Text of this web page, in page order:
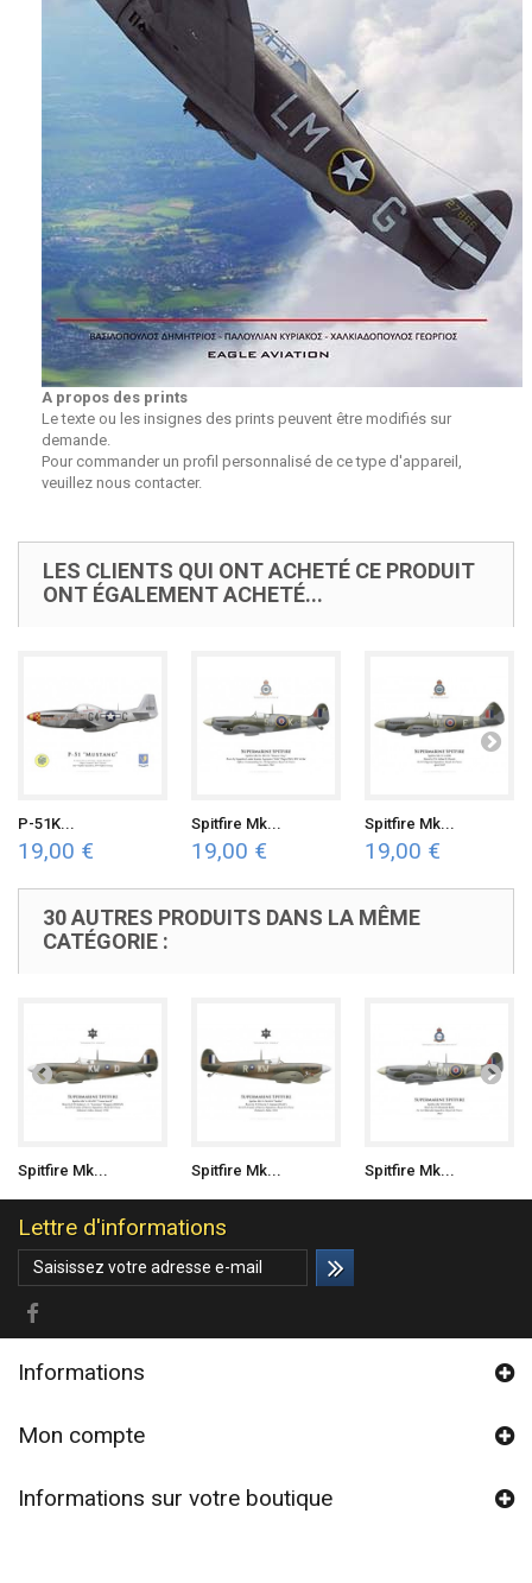
A propos des prints
Le texte ou les insignes des prints peuvent être modifiés sur
demande.
Pour commander un profil personnalisé de ce type d'appareil,
veuillez nous contacter.
LES CLIENTS QUI ONT ACHETÉ CE PRODUIT
ONT ÉGALEMENT ACHETÉ...
P-51K...
19,00 €
Spitfire Mk...
19,00 €
Spitfire Mk...
19,00 €
30 AUTRES PRODUITS DANS LA MÊME
CATÉGORIE :
Spitfire Mk... Spitfire Mk... Spitfire Mk...
Lettre d'informations
Informations
Mon compte
Informations sur votre boutique